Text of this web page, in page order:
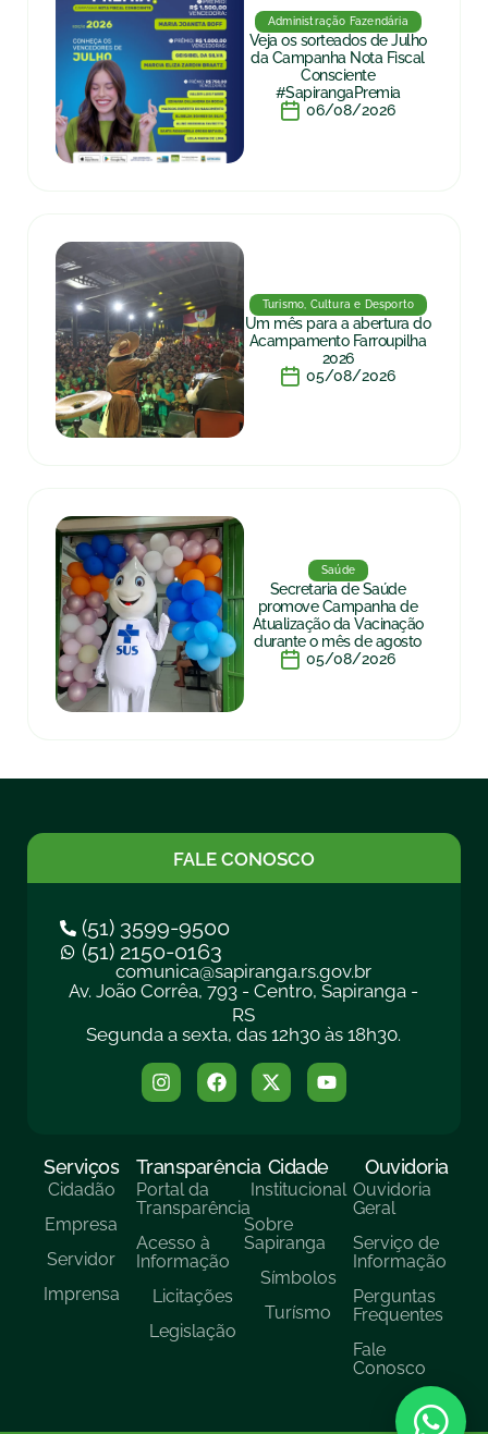
Administração Fazendária
Veja os sorteados de Julho
da Campanha Nota Fiscal
Consciente
#SapirangaPremia
06/08/2026
Turismo, Cultura e Desporto
Um mês para a abertura do
Acampamento Farroupilha
2026
05/08/2026
Saúde
Secretaria de Saúde
promove Campanha de
Atualização da Vacinação
durante o mês de agosto
05/08/2026
FALE CONOSCO
(51) 3599-9500
(51) 2150-0163
comunica@sapiranga.rs.gov.br
Av. João Corrêa, 793 - Centro, Sapiranga -
RS
Segunda a sexta, das 12h30 às 18h30.
Serviços
Cidadão
Empresa
Servidor
Imprensa
Transparência
Portal da
Transparência
Acesso à
Informação
Licitações
Legislação
Cidade
Institucional
Sobre
Sapiranga
Símbolos
Turísmo
Ouvidoria
Ouvidoria
Geral
Serviço de
Informação
Perguntas
Frequentes
Fale
Conosco